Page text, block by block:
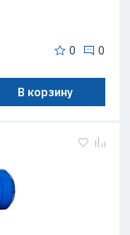
0 0
В корзину